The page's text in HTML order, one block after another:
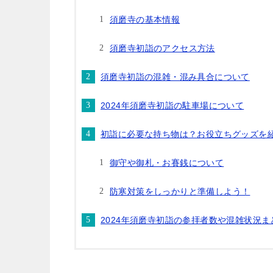
須磨寺の基本情報
須磨寺初詣のアクセス方法
須磨寺初詣の混雑・混み具合について
2024年須磨寺初詣の駐車場について
初詣に必要な持ち物は？お役立ちグッズを
御守や御札・お賽銭について
防寒対策をしっかりと準備しよう！
2024年須磨寺初詣の参拝者数や混雑状況ま